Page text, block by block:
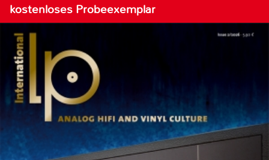
kostenloses Probeexemplar